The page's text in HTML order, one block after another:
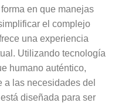
en que manejas
el complejo
una experiencia
Utilizando tecnología
humano auténtico,
a las necesidades del
diseñada para ser